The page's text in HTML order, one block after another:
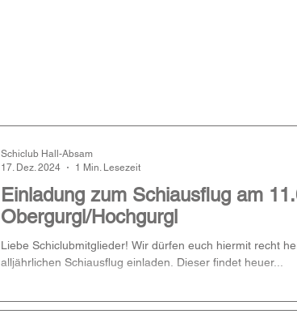
Einladung zum Schiausflug am
Obergurgl/Hochgurgl
Liebe Schiclubmitglieder! Wir dürfen euch hiermit recht
alljährlichen Schiausflug einladen. Dieser findet heuer...
Schiclub Hall-Absam
17. Dez. 2024
1 Min. Lesezeit